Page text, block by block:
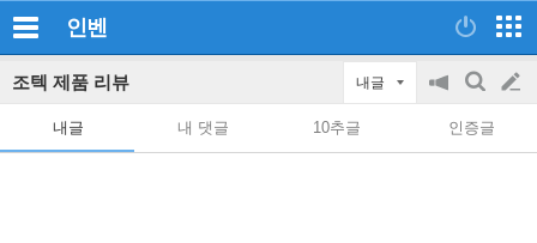
인벤
조텍 제품 리뷰 내글
공
on/off
검
색
글
쓰
내글 내 댓글 10추글 인증글